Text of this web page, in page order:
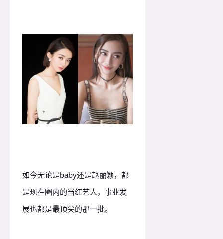
如今无论是baby还是赵丽颖，都
是现在圈内的当红艺人，事业发
展也都是最顶尖的那一批。